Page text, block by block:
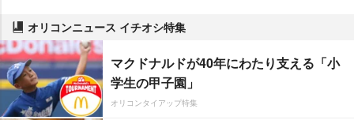
オリコンニュース イチオシ特集
マクドナルドが40年にわたり支える「小
学生の甲子園」
オリコンタイアップ特集